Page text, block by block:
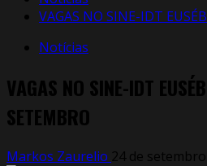
VAGAS NO SINE-IDT
Notícias
VAGAS NO SINE-IDT
SETEMBRO
Markos Zaurelio 24 de